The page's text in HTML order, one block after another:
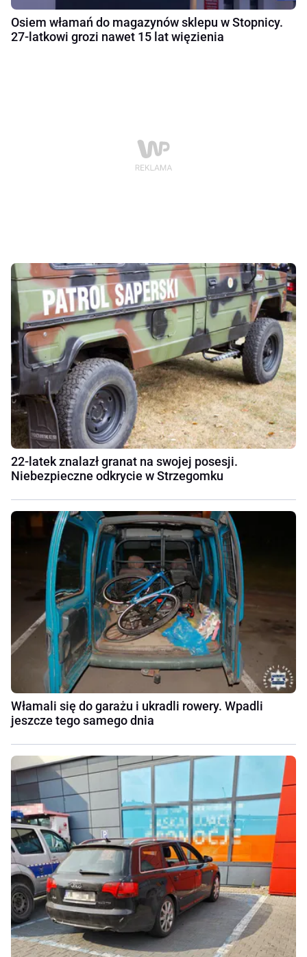
Osiem włamań do magazynów sklepu w Stopnicy.
27-latkowi grozi nawet 15 lat więzienia
22-latek znalazł granat na swojej posesji.
Niebezpieczne odkrycie w Strzegomku
Włamali się do garażu i ukradli rowery. Wpadli
jeszcze tego samego dnia